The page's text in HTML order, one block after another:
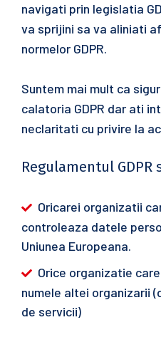
navigati prin legislatia
va sprijini sa va aliniati
normelor GDPR.
Suntem mai mult ca
calatoria GDPR dar ati
neclaritati cu privire la
Regulamentul GDPR
Oricarei organizatii
controleaza datele
Uniunea Europeana.
Orice organizatie
numele altei organizarii
de servicii)